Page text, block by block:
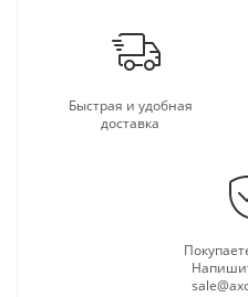
Быстрая и удобная
доставка